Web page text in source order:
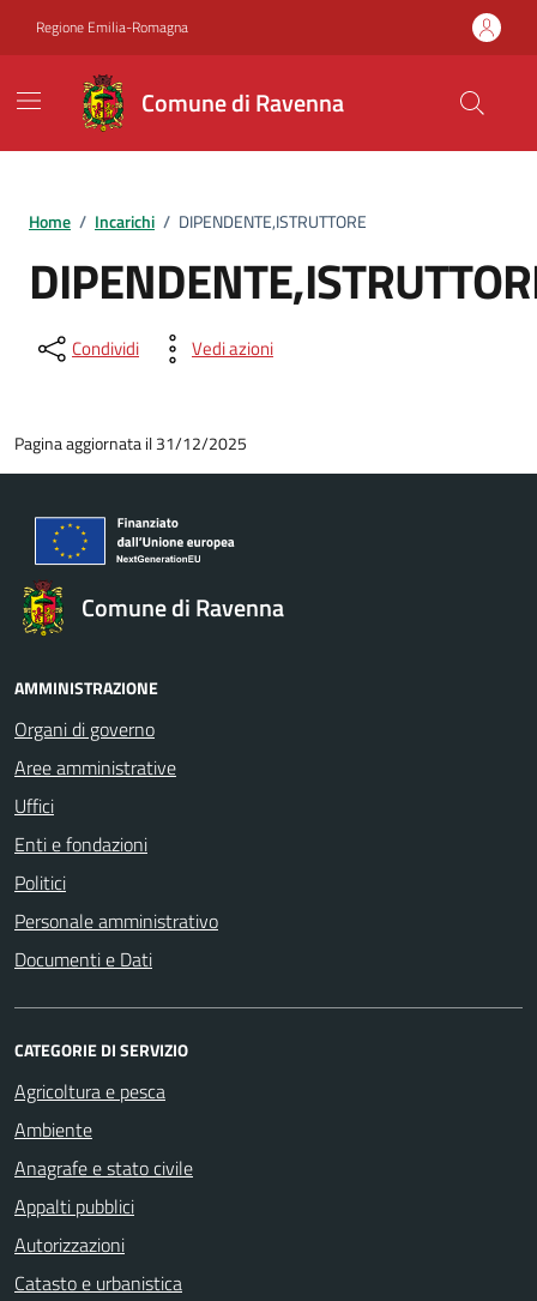
Regione Emilia-Romagna
Comune di Ravenna
Home / Incarichi / DIPENDENTE,ISTRUTTORE
Condividi Vedi azioni
Pagina aggiornata il 31/12/2025
Comune di Ravenna
AMMINISTRAZIONE
Organi di governo
Aree amministrative
Uffici
Enti e fondazioni
Politici
Personale amministrativo
Documenti e Dati
CATEGORIE DI SERVIZIO
Agricoltura e pesca
Ambiente
Anagrafe e stato civile
Appalti pubblici
Autorizzazioni
Catasto e urbanistica